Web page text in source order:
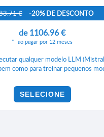
€
-20% DE DESCONTO
de1106.96 €
ao pagar por 12 meses
qualquer modelo LLM
como para treinar pequenos
SELECIONE